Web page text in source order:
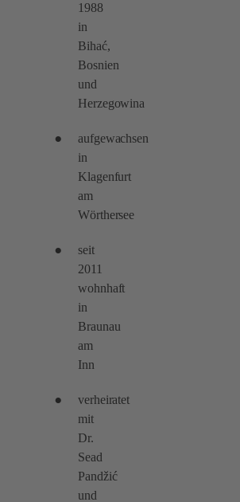
1988
in
Bihać,
Bosnien
und
Herzegowina
aufgewachsen
in
Klagenfurt
am
Wörthersee
seit
2011
wohnhaft
in
Braunau
am
Inn
verheiratet
mit
Dr.
Sead
Pandžić
und